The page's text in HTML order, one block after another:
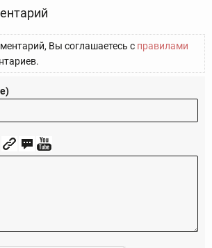
Вы соглашаетесь с правилами